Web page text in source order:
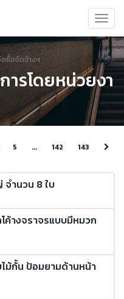
ซื้อจัดจ้างฯ
ารโดยหน่วยงา
5 ... 142 143
ำนวน 8 ใบ
างจราจรแบบมีหมวก
ม้กั้น ป้อมยามด้านหน้า